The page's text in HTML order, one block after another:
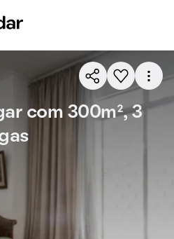
com 300m², 3